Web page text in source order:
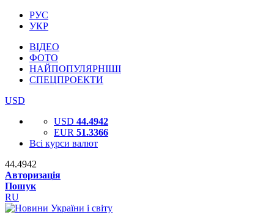
РУС
УКР
ВІДЕО
ФОТО
НАЙПОПУЛЯРНІШІ
СПЕЦПРОЕКТИ
USD
USD 44.4942
EUR 51.3366
Всі курси валют
44.4942
Авторизація
Пошук
RU